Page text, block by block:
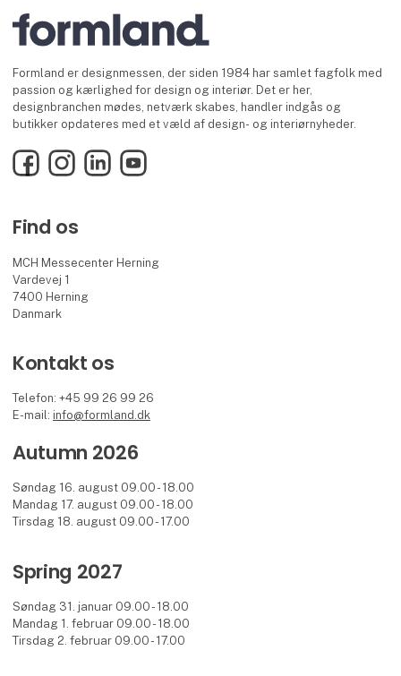
Formland er designmessen, der siden 1984 har samlet fagfolk med
passion og kærlighed for design og interiør. Det er her,
designbranchen mødes, netværk skabes, handler indgås og
butikker opdateres med et væld af design- og interiørnyheder.
FacebookInstagramLinkedInYouTube
Find os
MCH Messecenter Herning
Vardevej 1
7400 Herning
Danmark
Kontakt os
Telefon: +45 99 26 99 26
E-mail: info@formland.dk
Autumn 2026
Søndag 16. august 09.00 - 18.00
Mandag 17. august 09.00 - 18.00
Tirsdag 18. august 09.00 - 17.00
Spring 2027
Søndag 31. januar 09.00 - 18.00
Mandag 1. februar 09.00 - 18.00
Tirsdag 2. februar 09.00 - 17.00